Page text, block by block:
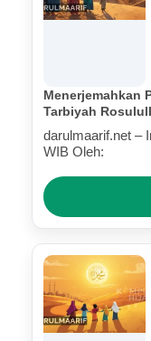
Menerjemahkan
Tarbiyah
Terluka (Bagian
darulmaarif.net –
WIB Oleh: